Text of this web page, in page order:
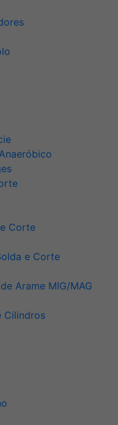
Corte
e Corte
Arame MIG/MAG
Cilindros